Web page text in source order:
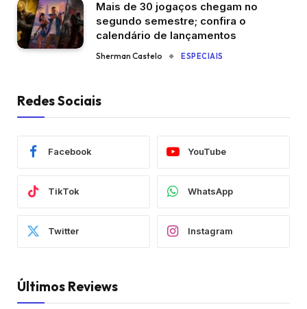
Mais de 30 jogaços chegam no
segundo semestre; confira o
calendário de lançamentos
Sherman Castelo ESPECIAIS
Redes Sociais
Facebook YouTube
TikTok WhatsApp
Twitter Instagram
Últimos Reviews